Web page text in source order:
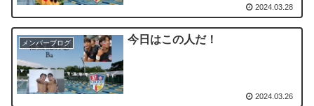
2024.03.28
メンバーブログ 今日はこの人だ！
2024.03.26